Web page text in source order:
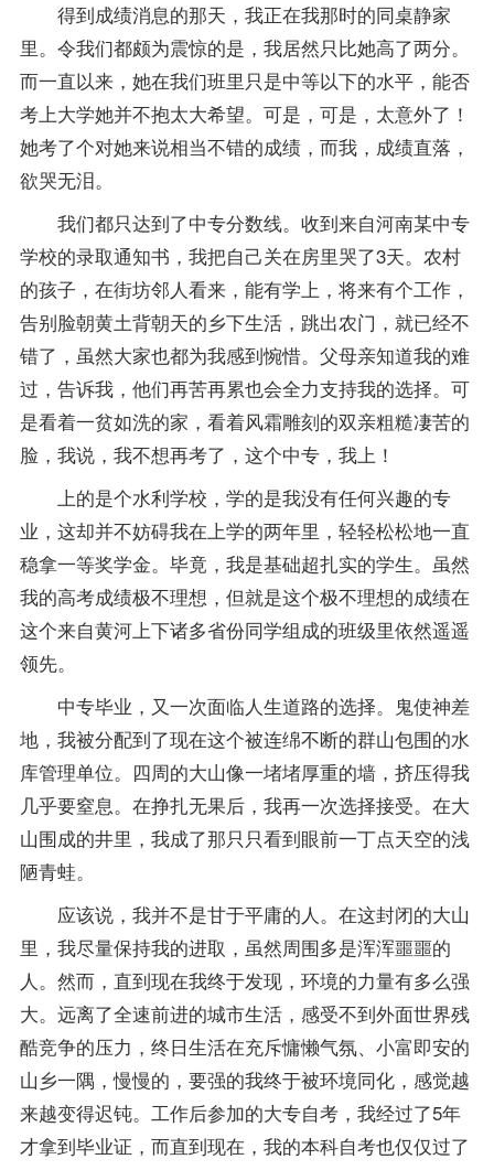
得到成绩消息的那天，我正在我那时的同桌静家
里。令我们都颇为震惊的是，我居然只比她高了两分。
而一直以来，她在我们班里只是中等以下的水平，能否
考上大学她并不抱太大希望。可是，可是，太意外了！
她考了个对她来说相当不错的成绩，而我，成绩直落，
欲哭无泪。
我们都只达到了中专分数线。收到来自河南某中专
学校的录取通知书，我把自己关在房里哭了3天。农村
的孩子，在街坊邻人看来，能有学上，将来有个工作，
告别脸朝黄土背朝天的乡下生活，跳出农门，就已经不
错了，虽然大家也都为我感到惋惜。父母亲知道我的难
过，告诉我，他们再苦再累也会全力支持我的选择。可
是看着一贫如洗的家，看着风霜雕刻的双亲粗糙凄苦的
脸，我说，我不想再考了，这个中专，我上！
上的是个水利学校，学的是我没有任何兴趣的专
业，这却并不妨碍我在上学的两年里，轻轻松松地一直
稳拿一等奖学金。毕竟，我是基础超扎实的学生。虽然
我的高考成绩极不理想，但就是这个极不理想的成绩在
这个来自黄河上下诸多省份同学组成的班级里依然遥遥
领先。
中专毕业，又一次面临人生道路的选择。鬼使神差
地，我被分配到了现在这个被连绵不断的群山包围的水
库管理单位。四周的大山像一堵堵厚重的墙，挤压得我
几乎要窒息。在挣扎无果后，我再一次选择接受。在大
山围成的井里，我成了那只只看到眼前一丁点天空的浅
陋青蛙。
应该说，我并不是甘于平庸的人。在这封闭的大山
里，我尽量保持我的进取，虽然周围多是浑浑噩噩的
人。然而，直到现在我终于发现，环境的力量有多么强
大。远离了全速前进的城市生活，感受不到外面世界残
酷竞争的压力，终日生活在充斥慵懒气氛、小富即安的
山乡一隅，慢慢的，要强的我终于被环境同化，感觉越
来越变得迟钝。工作后参加的大专自考，我经过了5年
才拿到毕业证，而直到现在，我的本科自考也仅仅过了